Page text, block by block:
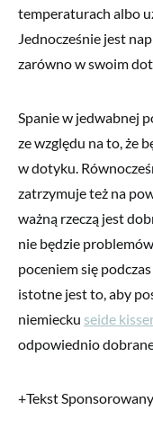
temperaturach albo
Jednocześnie jest
zarówno w swoim
Spanie w jedwabnej
ze względu na to, że
w dotyku.
zatrzymuje też na
ważną rzeczą jest
nie będzie
poceniem się
istotne jest to, aby
niemiecku seide
odpowiednio
+Tekst